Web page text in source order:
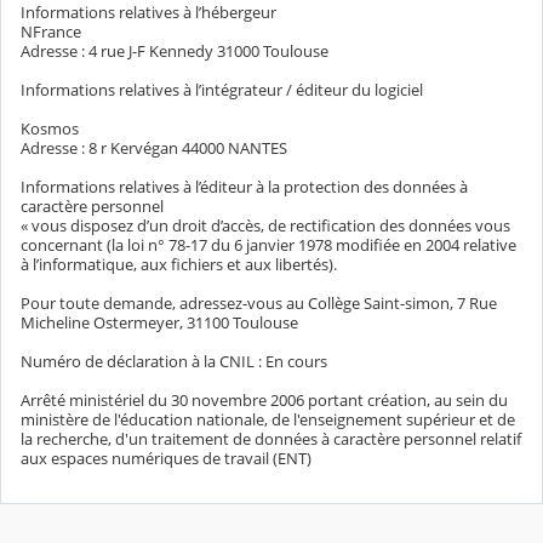
Informations relatives à l’hébergeur
NFrance
Adresse : 4 rue J-F Kennedy 31000 Toulouse
Informations relatives à l’intégrateur / éditeur du logiciel
Kosmos
Adresse : 8 r Kervégan 44000 NANTES
Informations relatives à l’éditeur à la protection des données à
caractère personnel
« vous disposez d’un droit d’accès, de rectification des données vous
concernant (la loi n° 78-17 du 6 janvier 1978 modifiée en 2004 relative
à l’informatique, aux fichiers et aux libertés).
Pour toute demande, adressez-vous au Collège Saint-simon, 7 Rue
Micheline Ostermeyer, 31100 Toulouse
Numéro de déclaration à la CNIL : En cours
Arrêté ministériel du 30 novembre 2006 portant création, au sein du
ministère de l'éducation nationale, de l'enseignement supérieur et de
la recherche, d'un traitement de données à caractère personnel relatif
aux espaces numériques de travail (ENT)